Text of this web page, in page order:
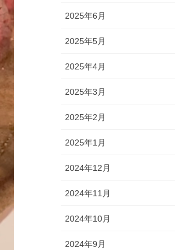
2025年6月
2025年5月
2025年4月
2025年3月
2025年2月
2025年1月
2024年12月
2024年11月
2024年10月
2024年9月